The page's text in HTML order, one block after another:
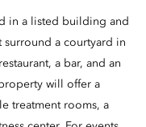
in a listed building and
surround a courtyard in
a bar, and an
will offer a
treatment rooms, a